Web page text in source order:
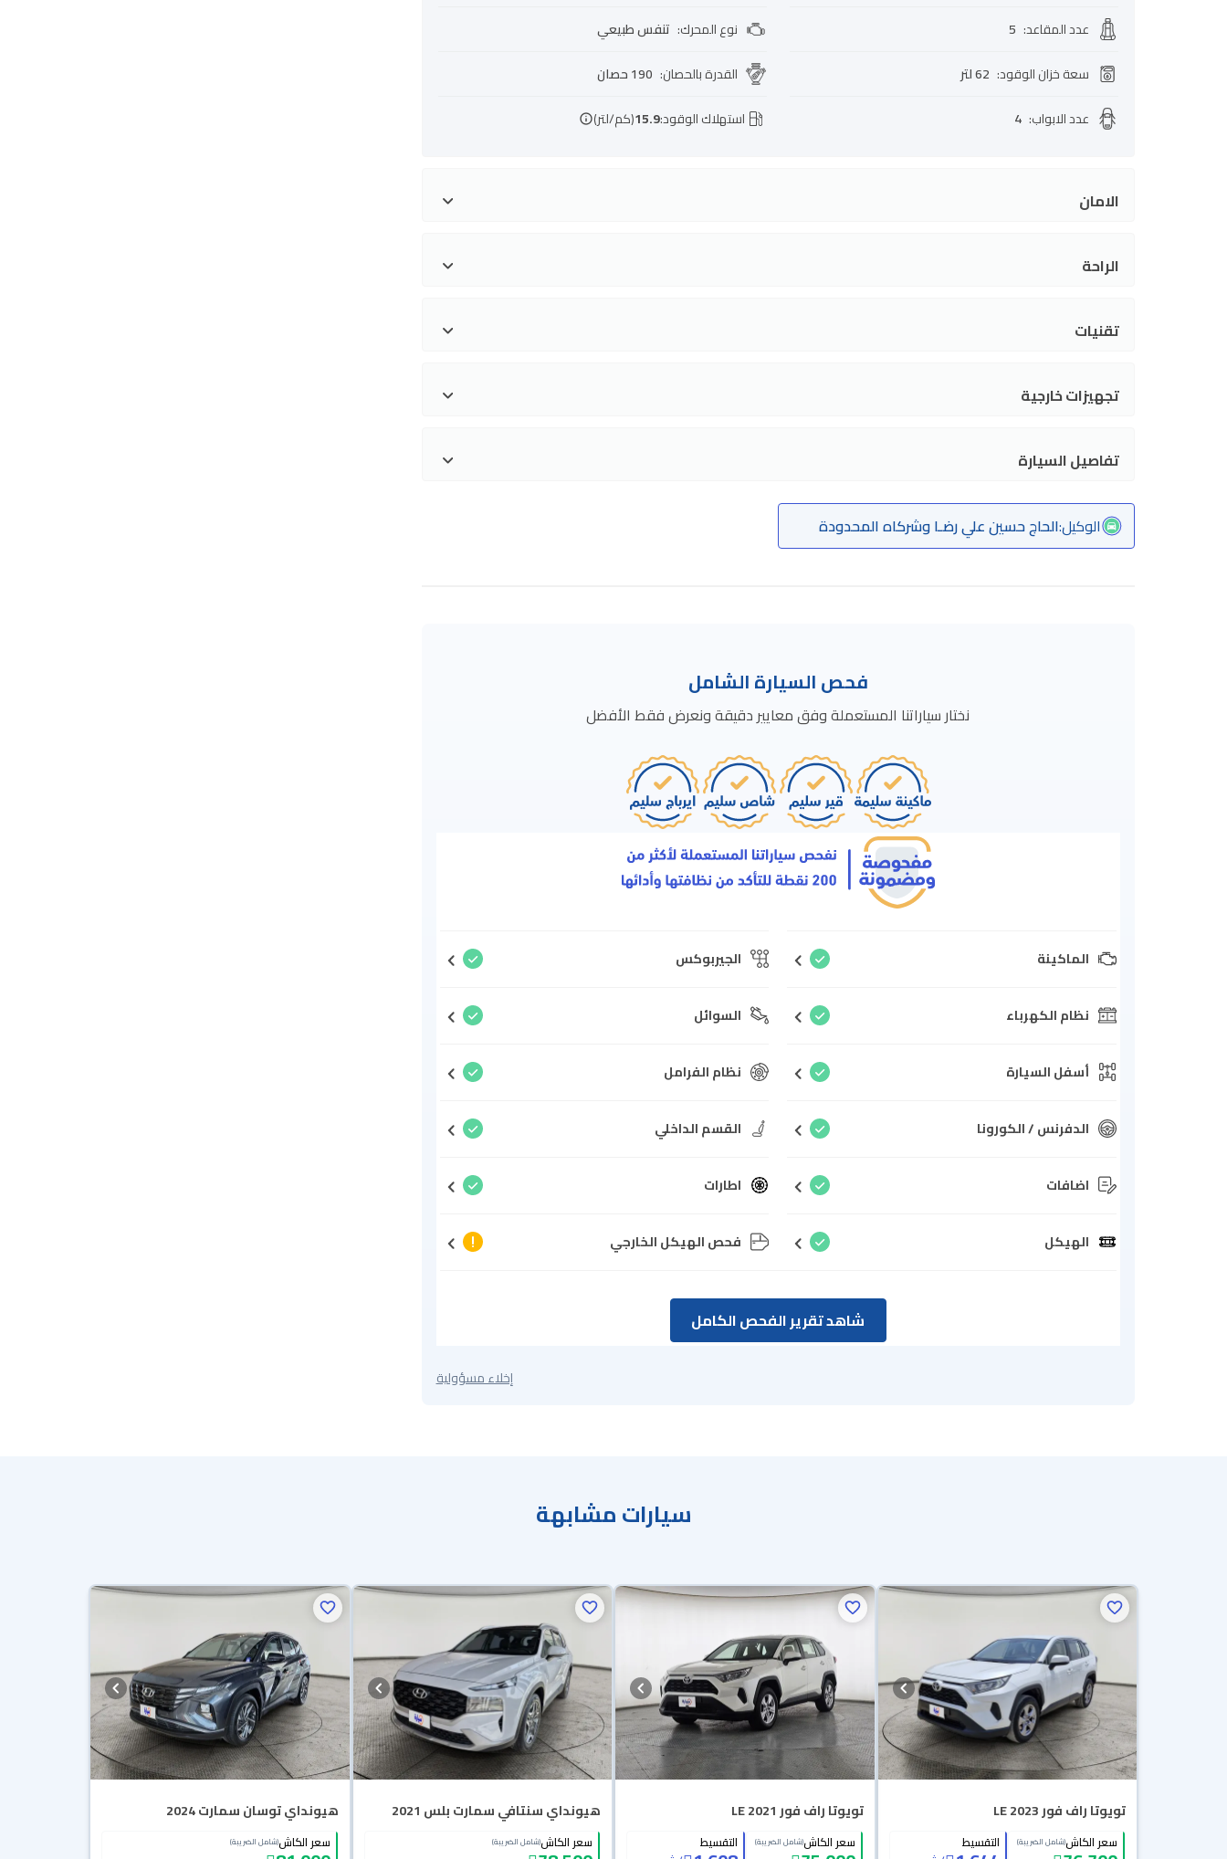
عدد المقاعد:
5 نوع المحرك: تنفس طبيعي
سعة خزان الوقود: 62 لتر القدرة بالحصان: 190 حصان
عدد الابواب:
4 استهلاك الوقود:15.9(كم/لتر)
الامان
الراحة
تقنيات
تجهيزات خارجية
تفاصيل السيارة
الوكيل:الحاج حسين علي رضـا وشركاه المحدودة
فحص السيارة الشامل
نختار سياراتنا المستعملة وفق معايير دقيقة ونعرض فقط الأفضل
الماكينة الجيربوكس
نظام الكهرباء السوائل
أسفل السيارة نظام الفرامل
الدفرنس / الكورونا القسم الداخلي
اضافات اطارات
الهيكل فحص الهيكل الخارجي
شاهد تقرير الفحص الكامل
إخلاء مسؤولية
سيارات مشابهة
تويوتا راف فور LE 2023
سعر الكاش(شامل الضريبة) التقسيط
تويوتا راف فور LE 2021
سعر الكاش(شامل الضريبة) التقسيط
هيونداي سنتافي سمارت بلس 2021
سعر الكاش(شامل الضريبة)
هيونداي توسان سمارت 2024
سعر الكاش(شامل الضريبة)